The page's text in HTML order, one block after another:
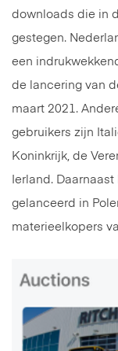
downloads die in
gestegen.
een
de lancering van
maart 2021.
gebruikers zijn
Koninkrijk, de
Ierland.
gelanceerd in
materieelkopers